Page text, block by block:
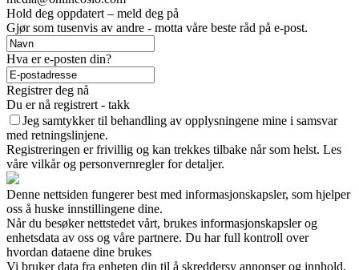
Hold deg oppdatert – meld deg på
Gjør som tusenvis av andre - motta våre beste råd på e-post.
Hva er e-posten din?
Registrer deg nå
Du er nå registrert - takk
Jeg samtykker til behandling av opplysningene mine i samsvar
med retningslinjene.
Registreringen er frivillig og kan trekkes tilbake når som helst. Les
våre vilkår og personvernregler for detaljer.
Denne nettsiden fungerer best med informasjonskapsler, som hjelper
oss å huske innstillingene dine.
Når du besøker nettstedet vårt, brukes informasjonskapsler og
enhetsdata av oss og våre partnere. Du har full kontroll over
hvordan dataene dine brukes
Vi bruker data fra enheten din til å skreddersy annonser og innhold,